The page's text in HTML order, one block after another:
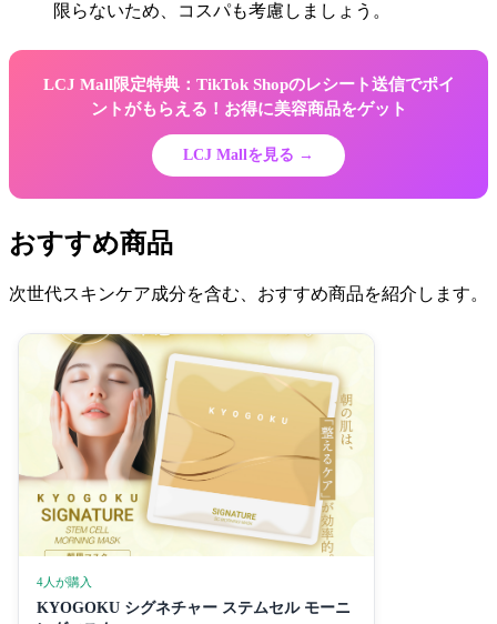
限らないため、コスパも考慮しましょう。
LCJ Mall限定特典：TikTok Shopのレシート送信でポイ
ントがもらえる！お得に美容商品をゲット
LCJ Mallを見る →
おすすめ商品
次世代スキンケア成分を含む、おすすめ商品を紹介します。
4人が購入
KYOGOKU シグネチャー ステムセル モーニ